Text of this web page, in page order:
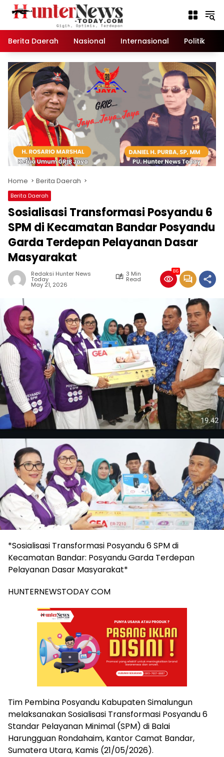
Berita Daerah
Nasional Internasional Politik
Home Berita Daerah
Berita Daerah
Sosialisasi Transformasi Posyandu 6
SPM di Kecamatan Bandar Posyandu
Garda Terdepan Pelayanan Dasar
Masyarakat
Redaksi Hunter News
Today
3 Min
Read
May 21, 2026
86
*Sosialisasi Transformasi Posyandu 6 SPM di
Kecamatan Bandar: Posyandu Garda Terdepan
Pelayanan Dasar Masyarakat*
HUNTERNEWSTODAY COM
Tim Pembina Posyandu Kabupaten Simalungun
melaksanakan Sosialisasi Transformasi Posyandu 6
Standar Pelayanan Minimal (SPM) di Balai
Harungguan Rondahaim, Kantor Camat Bandar,
Sumatera Utara, Kamis (21/05/2026).